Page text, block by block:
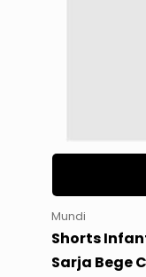
Mundi
Shorts
Sarja Bege